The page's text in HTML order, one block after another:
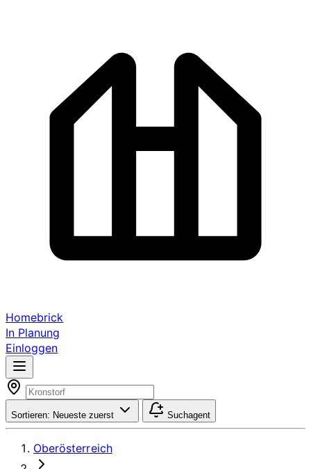
Homebrick
In Planung
Einloggen
Sortieren: Neueste zuerst Suchagent
Oberösterreich